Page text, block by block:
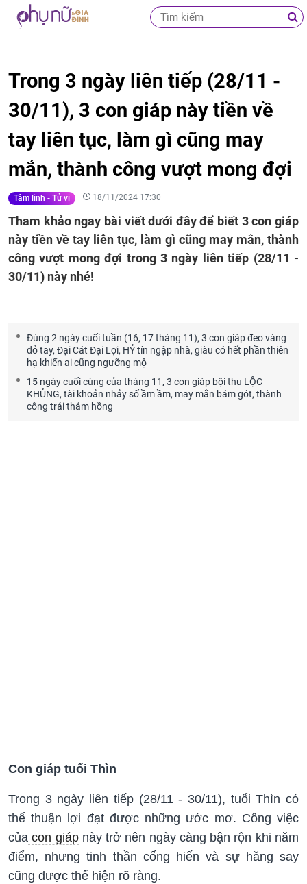
Trong 3 ngày liên tiếp (28/11 -
30/11), 3 con giáp này tiền về
tay liên tục, làm gì cũng may
mắn, thành công vượt mong đợi
Tâm linh - Tử vi 18/11/2024 17:30
Tham khảo ngay bài viết dưới đây để biết 3 con giáp
này tiền về tay liên tục, làm gì cũng may mắn, thành
công vượt mong đợi trong 3 ngày liên tiếp (28/11 -
30/11) này nhé!
Đúng 2 ngày cuối tuần (16, 17 tháng 11), 3 con giáp đeo vàng
đỏ tay, Đại Cát Đại Lợi, HỶ tín ngập nhà, giàu có hết phần thiên
hạ khiến ai cũng ngưỡng mộ
15 ngày cuối cùng của tháng 11, 3 con giáp bội thu LỘC
KHỦNG, tài khoản nhảy số ầm ầm, may mắn bám gót, thành
công trải thảm hồng
Con giáp tuổi Thìn
Trong 3 ngày liên tiếp (28/11 - 30/11), tuổi Thìn có
thể thuận lợi đạt được những ước mơ. Công việc
của con giápnày trở nên ngày càng bận rộn khi năm
điểm, nhưng tinh thần cống hiến và sự hăng say
cũng được thể hiện rõ ràng.